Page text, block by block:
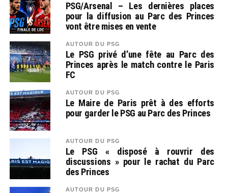
PSG/Arsenal – Les dernières places
pour la diffusion au Parc des Princes
vont être mises en vente
AUTOUR DU PSG
Le PSG privé d’une fête au Parc des
Princes après le match contre le Paris
FC
AUTOUR DU PSG
Le Maire de Paris prêt à des efforts
pour garder le PSG au Parc des Princes
AUTOUR DU PSG
Le PSG « disposé à rouvrir des
discussions » pour le rachat du Parc
des Princes
AUTOUR DU PSG